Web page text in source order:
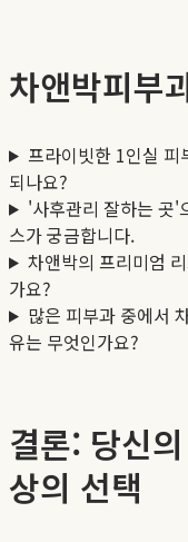
차앤박피부
프라이빗한 1인실 피
되나요?
'사후관리 잘하는 곳'
스가 궁금합니다.
차앤박의 프리미엄
가요?
많은 피부과 중에서
유는 무엇인가요?
결론: 당신
상의 선택